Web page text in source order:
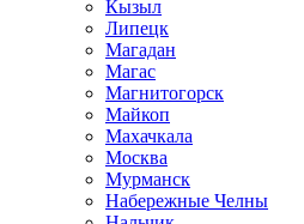
Кызыл
Липецк
Магадан
Магас
Магнитогорск
Майкоп
Махачкала
Москва
Мурманск
Набережные Челны